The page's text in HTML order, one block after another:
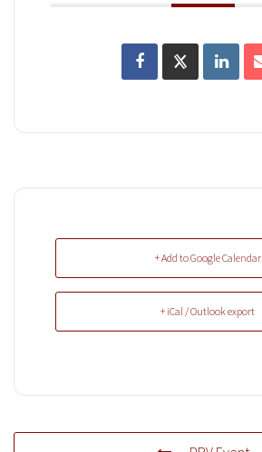
+ Add to Google Calendar
+ iCal / Outlook export